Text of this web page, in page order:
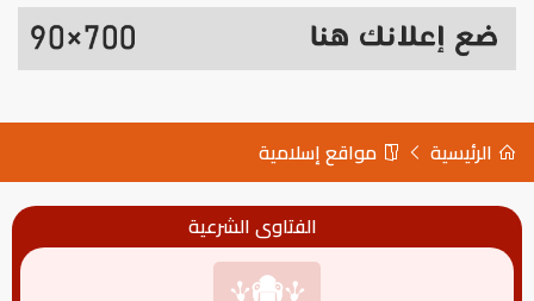
الرئيسية مواقع إسلامية
الفتاوى الشرعية